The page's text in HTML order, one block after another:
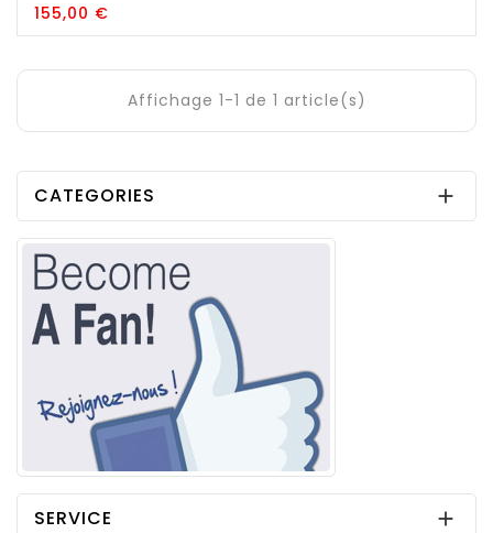
155,00 €
Affichage 1-1 de 1 article(s)
CATEGORIES 
SERVICE 